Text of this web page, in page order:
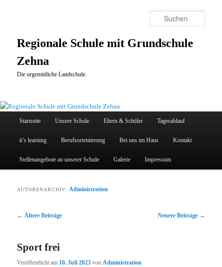
Regionale Schule mit Grundschule
Zehna
Die urgemütliche Landschule.
Startseite Unsere Schule Eltern & Schüler Tagesablauf
it’s learning Berufsorientierung Bei uns im Haus Kontakt
Stellenangebote an unserer Schule Galerie Impressum
AUTORENARCHIV: Administration
Beitragsnavigation
← Ältere Beiträge Neuere Beiträge →
Sport frei
Veröffentlicht am 10. Juli 2023 vonAdministration